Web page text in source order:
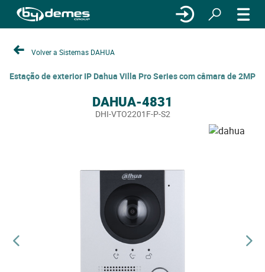
Volver a Sistemas DAHUA
Estação de exterior IP Dahua Villa Pro Series com câmara de 2MP
DAHUA-4831
DHI-VTO2201F-P-S2